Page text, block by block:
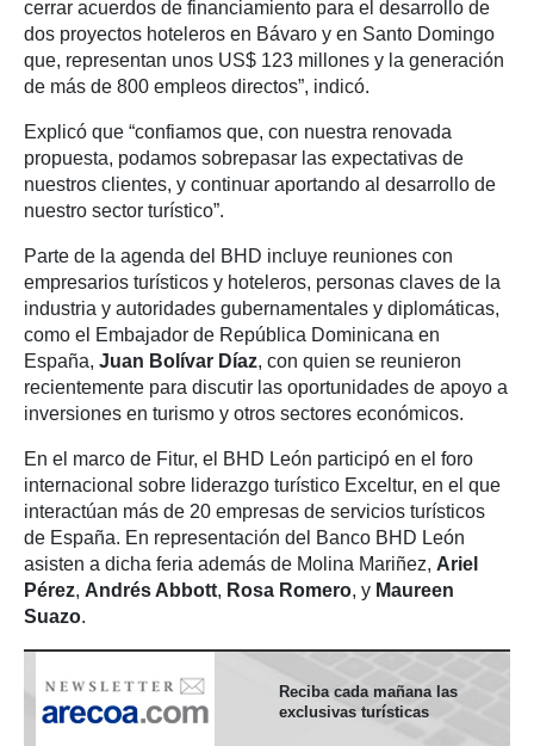
cerrar acuerdos de financiamiento para el desarrollo de
dos proyectos hoteleros en Bávaro y en Santo Domingo
que, representan unos US$ 123 millones y la generación
de más de 800 empleos directos”, indicó.
Explicó que “confiamos que, con nuestra renovada
propuesta, podamos sobrepasar las expectativas de
nuestros clientes, y continuar aportando al desarrollo de
nuestro sector turístico”.
Parte de la agenda del BHD incluye reuniones con
empresarios turísticos y hoteleros, personas claves de la
industria y autoridades gubernamentales y diplomáticas,
como el Embajador de República Dominicana en
España, Juan Bolívar Díaz, con quien se reunieron
recientemente para discutir las oportunidades de apoyo a
inversiones en turismo y otros sectores económicos.
En el marco de Fitur, el BHD León participó en el foro
internacional sobre liderazgo turístico Exceltur, en el que
interactúan más de 20 empresas de servicios turísticos
de España. En representación del Banco BHD León
asisten a dicha feria además de Molina Mariñez, Ariel
Pérez, Andrés Abbott, Rosa Romero, y Maureen
Suazo.
Reciba cada mañana las
exclusivas turísticas